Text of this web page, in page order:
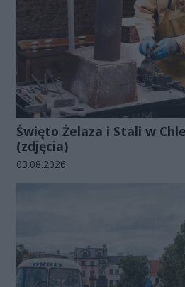
Święto Żelaza i Stali w
(zdjęcia)
Data dodania galerii:
03.08.2026